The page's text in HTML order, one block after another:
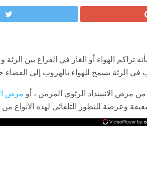
تراكم الهواء أو الغاز في الفراغ بين
الرئة يسمح للهواء بالهروب إلى الفضاء
مرض الانسداد الرئوي المزمن ، أو مرض
وعرضة للتطور التلقائي لهذه الأنواع